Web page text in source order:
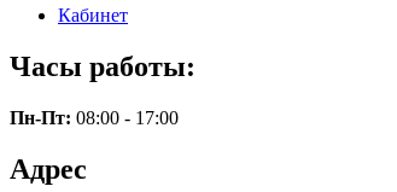
Кабинет
Часы работы:
Пн-Пт: 08:00 - 17:00
Адрес